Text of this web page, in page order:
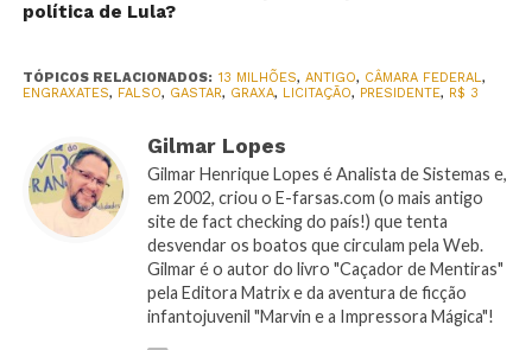
política de Lula?
TÓPICOS RELACIONADOS: 13 MILHÕES, ANTIGO, CÂMARA FEDERAL ,
ENGRAXATES, FALSO, GASTAR, GRAXA, LICITAÇÃO, PRESIDENTE, R$ 3
Gilmar Lopes
Gilmar Henrique Lopes é Analista de Sistemas e,
em 2002, criou o E-farsas.com (o mais antigo
site de fact checking do país!) que tenta
desvendar os boatos que circulam pela Web.
Gilmar é o autor do livro "Caçador de Mentiras"
pela Editora Matrix e da aventura de ficção
infantojuvenil "Marvin e a Impressora Mágica"!